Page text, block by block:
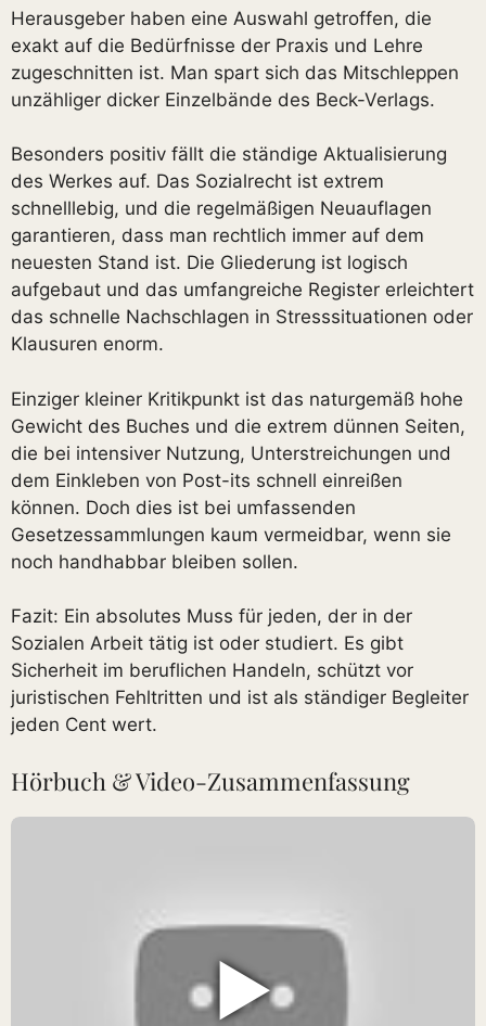
Herausgeber haben eine Auswahl getroffen, die
exakt auf die Bedürfnisse der Praxis und Lehre
zugeschnitten ist. Man spart sich das Mitschleppen
unzähliger dicker Einzelbände des Beck-Verlags.
Besonders positiv fällt die ständige Aktualisierung
des Werkes auf. Das Sozialrecht ist extrem
schnelllebig, und die regelmäßigen Neuauflagen
garantieren, dass man rechtlich immer auf dem
neuesten Stand ist. Die Gliederung ist logisch
aufgebaut und das umfangreiche Register erleichtert
das schnelle Nachschlagen in Stresssituationen oder
Klausuren enorm.
Einziger kleiner Kritikpunkt ist das naturgemäß hohe
Gewicht des Buches und die extrem dünnen Seiten,
die bei intensiver Nutzung, Unterstreichungen und
dem Einkleben von Post-its schnell einreißen
können. Doch dies ist bei umfassenden
Gesetzessammlungen kaum vermeidbar, wenn sie
noch handhabbar bleiben sollen.
Fazit: Ein absolutes Muss für jeden, der in der
Sozialen Arbeit tätig ist oder studiert. Es gibt
Sicherheit im beruflichen Handeln, schützt vor
juristischen Fehltritten und ist als ständiger Begleiter
jeden Cent wert.
Hörbuch & Video-Zusammenfassung
▶